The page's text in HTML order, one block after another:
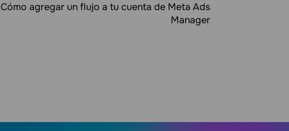
Cómo agregar un flujo a tu cuenta de Meta Ads
Manager